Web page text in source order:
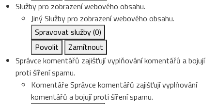
Služby pro zobrazení webového obsahu.
JinýSlužby pro zobrazení webového obsahu.
Spravovat služby(0)
Povolit
Zamítnout
Správce komentářů zajišťují vyplňování komentářů a bojují
proti šíření spamu.
Komentáře Správce komentářů zajišťují vyplňování
komentářů a bojují proti šíření spamu.